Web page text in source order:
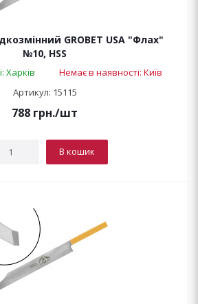
GROBET USA "Флах"
№10, HSS
Харків
Немає в наявності: Київ
Артикул: 15115
788 грн./шт
В кошик